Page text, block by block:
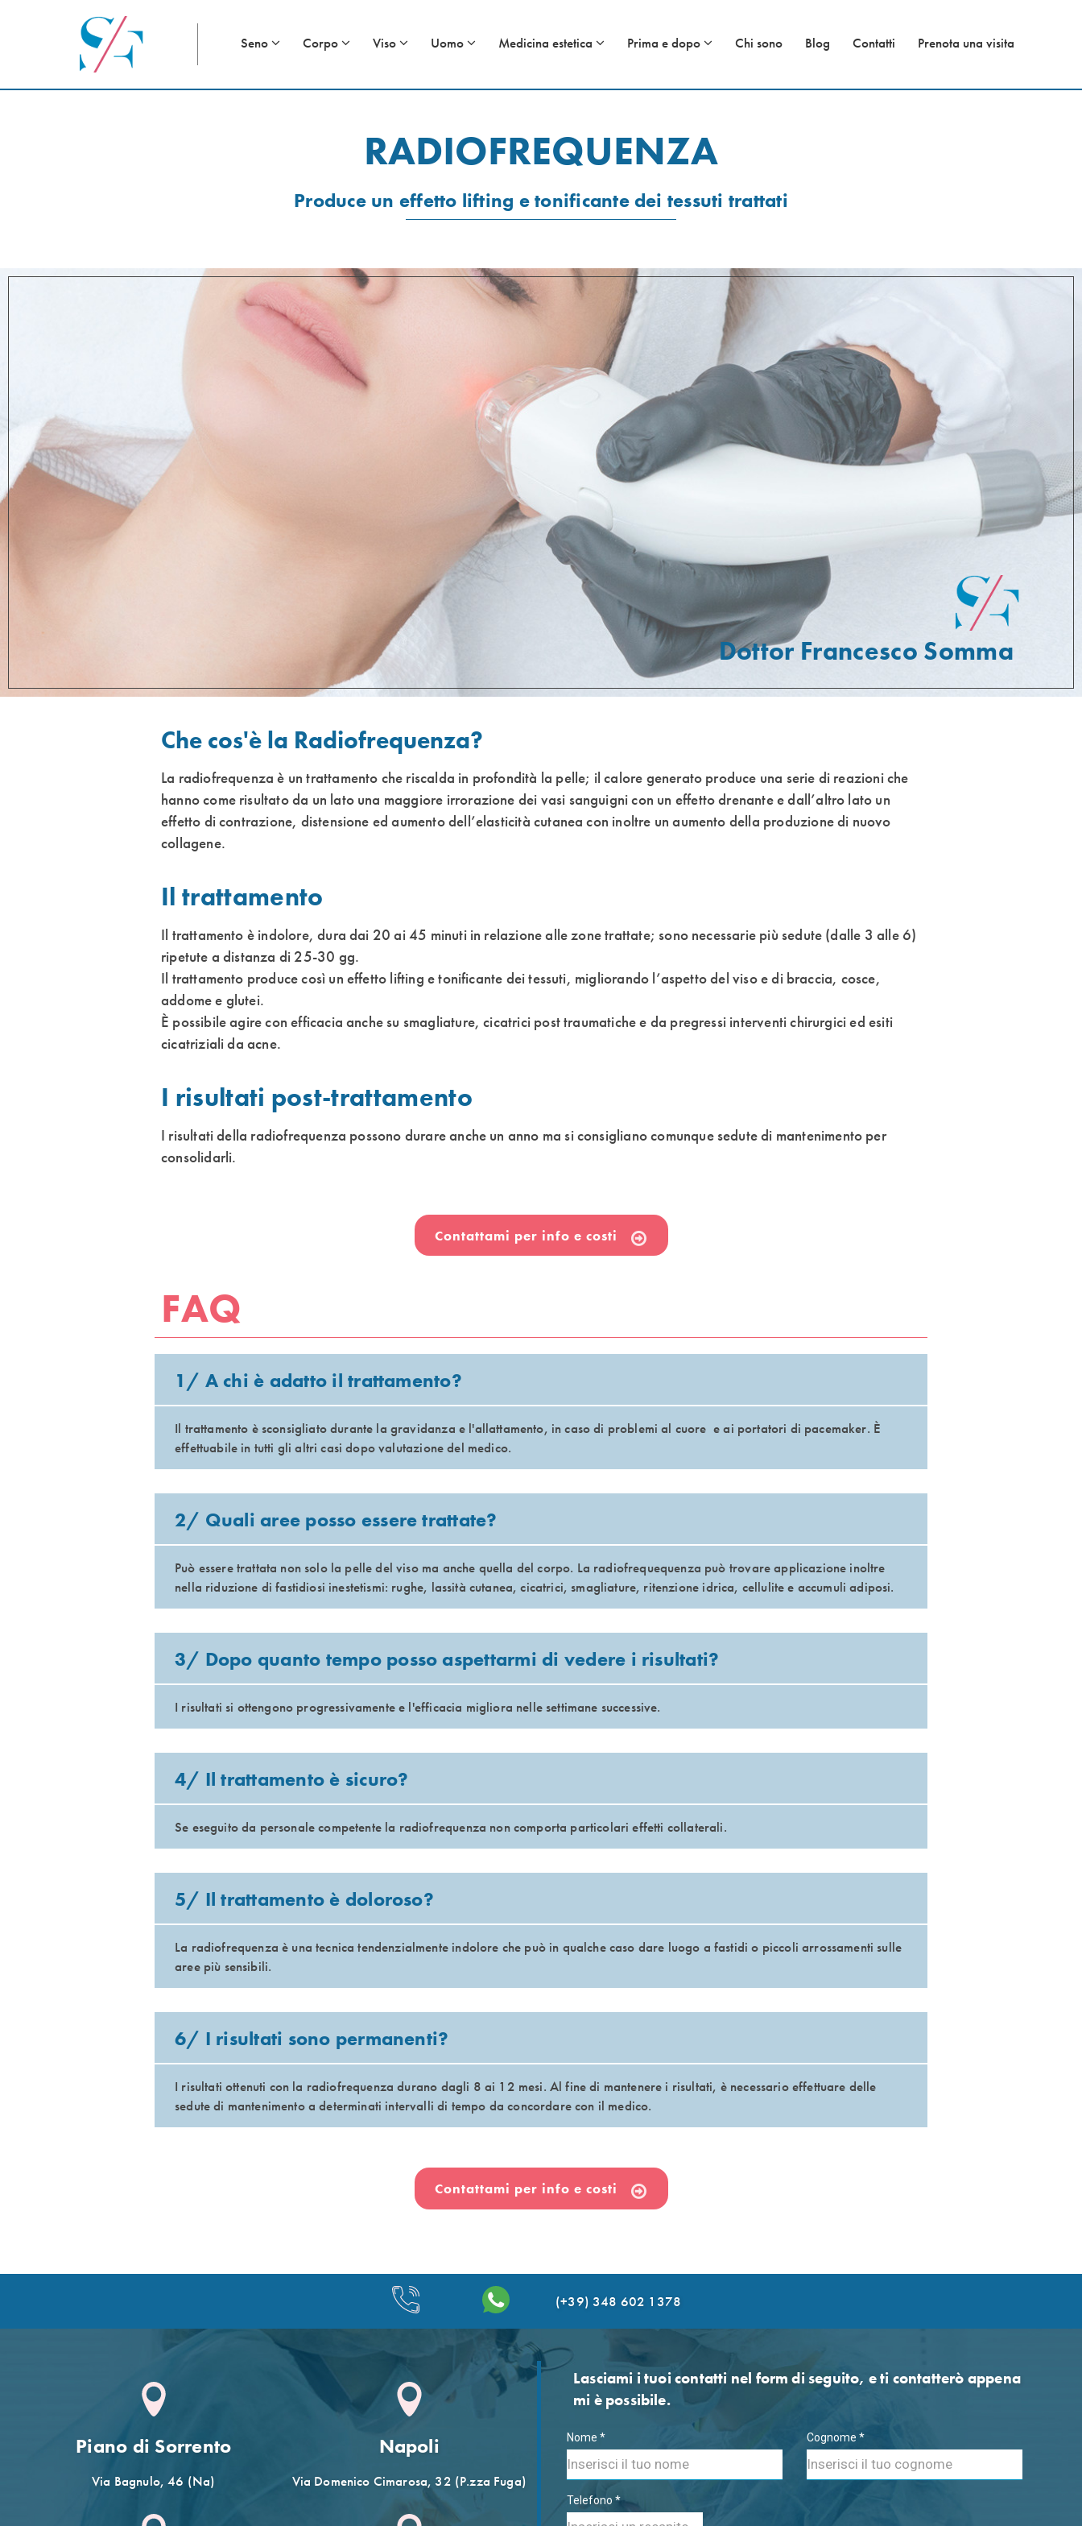
Seno Corpo Viso Uomo Medicina estetica Prima e dopo Chi sono Blog Contatti Prenota una visita
RADIOFREQUENZA
Produce un effetto lifting e tonificante dei tessuti trattati
Dottor Francesco Somma
Che cos'è la Radiofrequenza?
La radiofrequenza è un trattamento che riscalda in profondità la pelle; il calore generato produce una serie di reazioni che
hanno come risultato da un lato una maggiore irrorazione dei vasi sanguigni con un effetto drenante e dall’altro lato un
effetto di contrazione, distensione ed aumento dell’elasticità cutanea con inoltre un aumento della produzione di nuovo
collagene.
Il trattamento
Il trattamento è indolore, dura dai 20 ai 45 minuti in relazione alle zone trattate; sono necessarie più sedute (dalle 3 alle 6)
ripetute a distanza di 25-30 gg.
Il trattamento produce così un effetto lifting e tonificante dei tessuti, migliorando l’aspetto del viso e di braccia, cosce,
addome e glutei.
È possibile agire con efficacia anche su smagliature, cicatrici post traumatiche e da pregressi interventi chirurgici ed esiti
cicatriziali da acne.
I risultati post-trattamento
I risultati della radiofrequenza possono durare anche un anno ma si consigliano comunque sedute di mantenimento per
consolidarli.
Contattami per info e costi
FAQ
1/ A chi è adatto il trattamento?
Il trattamento è sconsigliato durante la gravidanza e l'allattamento, in caso di problemi al cuore e ai portatori di pacemaker. È
effettuabile in tutti gli altri casi dopo valutazione del medico.
2/ Quali aree posso essere trattate?
Può essere trattata non solo la pelle del viso ma anche quella del corpo. La radiofrequequenza può trovare applicazione inoltre
nella riduzione di fastidiosi inestetismi: rughe, lassità cutanea, cicatrici, smagliature, ritenzione idrica, cellulite e accumuli adiposi.
3/ Dopo quanto tempo posso aspettarmi di vedere i risultati?
I risultati si ottengono progressivamente e l'efficacia migliora nelle settimane successive.
4/ Il trattamento è sicuro?
Se eseguito da personale competente la radiofrequenza non comporta particolari effetti collaterali.
5/ Il trattamento è doloroso?
La radiofrequenza è una tecnica tendenzialmente indolore che può in qualche caso dare luogo a fastidi o piccoli arrossamenti sulle
aree più sensibili.
6/ I risultati sono permanenti?
I risultati ottenuti con la radiofrequenza durano dagli 8 ai 12 mesi. Al fine di mantenere i risultati, è necessario effettuare delle
sedute di mantenimento a determinati intervalli di tempo da concordare con il medico.
Contattami per info e costi
(+39) 348 602 1378
Piano di Sorrento
Via Bagnulo, 46 (Na)
Napoli
Via Domenico Cimarosa, 32 (P.zza Fuga)
Lasciami i tuoi contatti nel form di seguito, e ti contatterò appena
mi è possibile.
Nome * Cognome *
Telefono *